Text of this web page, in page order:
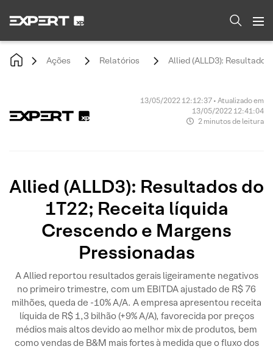
Ações Relatórios Allied (ALLD3):
13/05/2022 12:12:37 • Atualizado em
13/05/2022 12:41:04
2 minutos de leitura
Allied (ALLD3): Resultados do
1T22; Receita líquida
Crescendo e Margens
Pressionadas
A Allied reportou resultados gerais ligeiramente negativos
no primeiro trimestre, com um EBITDA ajustado de R$ 76
milhões, queda de -10% A/A. A empresa apresentou receita
líquida de R$ 1,3 bilhão (+9% A/A), favorecida por preços
médios mais altos devido ao melhor mix de produtos, bem
como vendas de B&M mais fortes à medida que o fluxo dos